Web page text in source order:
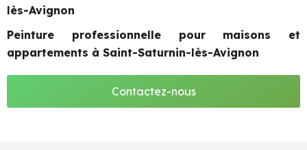
lès-Avignon
Peinture professionnelle pour maisons et
appartements à Saint-Saturnin-lès-Avignon
Contactez-nous